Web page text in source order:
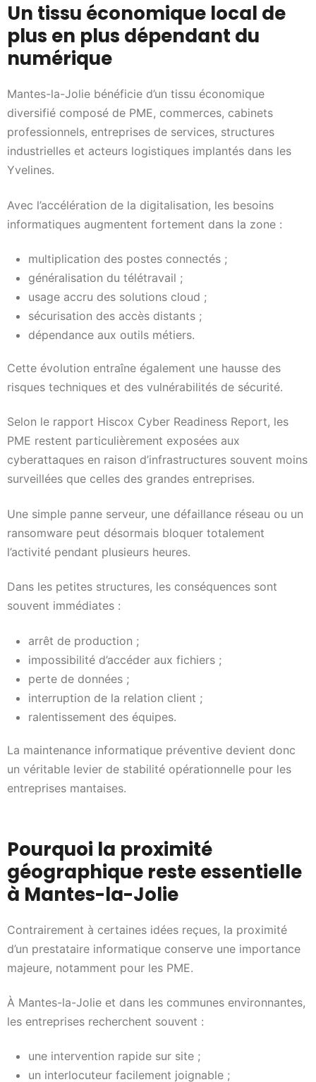
Un tissu économique local de
plus en plus dépendant du
numérique
Mantes-la-Jolie bénéficie d’un tissu économique
diversifié composé de PME, commerces, cabinets
professionnels, entreprises de services, structures
industrielles et acteurs logistiques implantés dans les
Yvelines.
Avec l’accélération de la digitalisation, les besoins
informatiques augmentent fortement dans la zone :
multiplication des postes connectés ;
généralisation du télétravail ;
usage accru des solutions cloud ;
sécurisation des accès distants ;
dépendance aux outils métiers.
Cette évolution entraîne également une hausse des
risques techniques et des vulnérabilités de sécurité.
Selon le rapport Hiscox Cyber Readiness Report, les
PME restent particulièrement exposées aux
cyberattaques en raison d’infrastructures souvent moins
surveillées que celles des grandes entreprises.
Une simple panne serveur, une défaillance réseau ou un
ransomware peut désormais bloquer totalement
l’activité pendant plusieurs heures.
Dans les petites structures, les conséquences sont
souvent immédiates :
arrêt de production ;
impossibilité d’accéder aux fichiers ;
perte de données ;
interruption de la relation client ;
ralentissement des équipes.
La maintenance informatique préventive devient donc
un véritable levier de stabilité opérationnelle pour les
entreprises mantaises.
Pourquoi la proximité
géographique reste essentielle
à Mantes-la-Jolie
Contrairement à certaines idées reçues, la proximité
d’un prestataire informatique conserve une importance
majeure, notamment pour les PME.
À Mantes-la-Jolie et dans les communes environnantes,
les entreprises recherchent souvent :
une intervention rapide sur site ;
un interlocuteur facilement joignable ;